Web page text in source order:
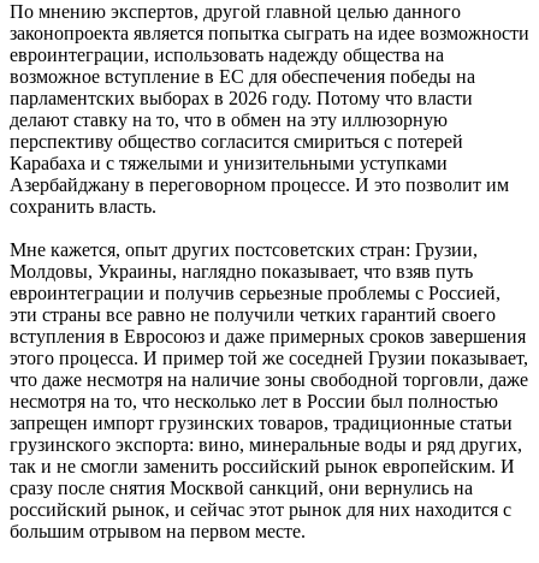
По мнению экспертов, другой главной целью данного
законопроекта является попытка сыграть на идее возможности
евроинтеграции, использовать надежду общества на
возможное вступление в ЕС для обеспечения победы на
парламентских выборах в 2026 году. Потому что власти
делают ставку на то, что в обмен на эту иллюзорную
перспективу общество согласится смириться с потерей
Карабаха и с тяжелыми и унизительными уступками
Азербайджану в переговорном процессе. И это позволит им
сохранить власть.
Мне кажется, опыт других постсоветских стран: Грузии,
Молдовы, Украины, наглядно показывает, что взяв путь
евроинтеграции и получив серьезные проблемы с Россией,
эти страны все равно не получили четких гарантий своего
вступления в Евросоюз и даже примерных сроков завершения
этого процесса. И пример той же соседней Грузии показывает,
что даже несмотря на наличие зоны свободной торговли, даже
несмотря на то, что несколько лет в России был полностью
запрещен импорт грузинских товаров, традиционные статьи
грузинского экспорта: вино, минеральные воды и ряд других,
так и не смогли заменить российский рынок европейским. И
сразу после снятия Москвой санкций, они вернулись на
российский рынок, и сейчас этот рынок для них находится с
большим отрывом на первом месте.